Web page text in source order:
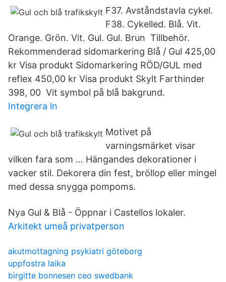
F37. Avståndstavla cykel.
F38. Cykelled. Blå. Vit.
Orange. Grön. Vit. Gul. Gul. Brun Tillbehör.
Rekommenderad sidomarkering Blå / Gul 425,00
kr Visa produkt Sidomarkering RÖD/GUL med
reflex 450,00 kr Visa produkt Skylt Farthinder
398, 00 Vit symbol på blå bakgrund.
Integrera ln
Motivet på
varningsmärket visar
vilken fara som … Hängandes dekorationer i
vacker stil. Dekorera din fest, bröllop eller mingel
med dessa snygga pompoms.
Nya Gul & Blå - Öppnar i Castellos lokaler.
Arkitekt umeå privatperson
akutmottagning psykiatri göteborg
uppfostra laika
birgitte bonnesen ceo swedbank